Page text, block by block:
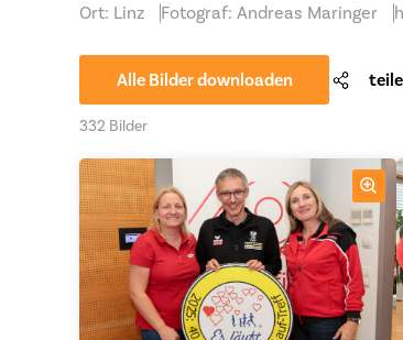
Ort: Linz Fotograf: Andreas Maringer
Alle Bilder downloaden
332 Bilder